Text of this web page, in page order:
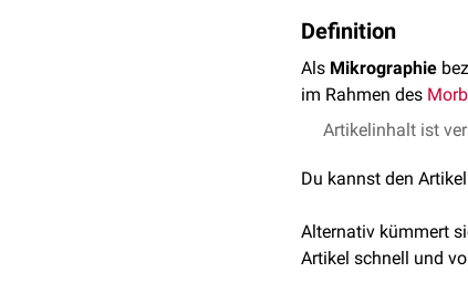
Definition
Als Mikrographie
im Rahmen des
Artikelinhalt ist
Du kannst den
Alternativ kümmert
Artikel schnell und